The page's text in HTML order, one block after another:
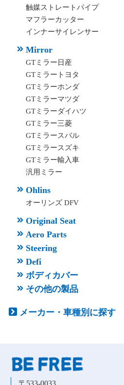
触媒ストレートパイプ
マフラーカッター
インナーサイレンサー
Mirror
GTミラー日産
GTミラートヨタ
GTミラーホンダ
GTミラーマツダ
GTミラーダイハツ
GTミラー三菱
GTミラースバル
GTミラースズキ
GTミラー輸入車
汎用ミラー
Ohlins
オーリンズ DFV
Original Seat
Aero Parts
Steering
Defi
ボディカバー
その他の製品
メーカー・車種別に探す
〒533-0033